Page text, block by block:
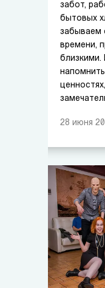
забот,
бытовых
забываем
времени,
близкими.
28 июня